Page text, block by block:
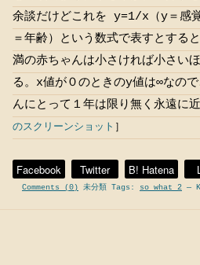
余談だけどこれを y=1/x（y＝感
＝年齢）という数式で表すとする
満の赤ちゃんは小さければ小さい
る。x値が０のときのy値は∞なの
んにとって１年は限り無く永遠に近
のスクリーンショット ］
Facebook Twitter B! Hatena
Comments (0) 未分類 Tags: so what 2 —